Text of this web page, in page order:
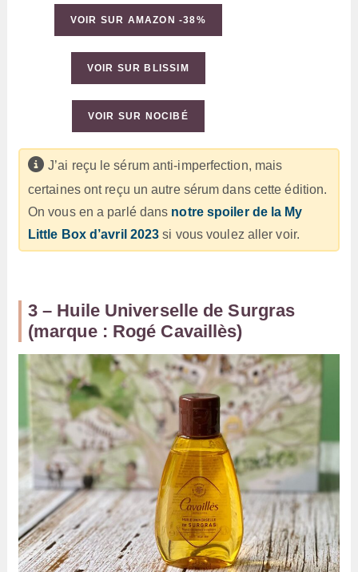
VOIR SUR AMAZON -38%
VOIR SUR BLISSIM
VOIR SUR NOCIBÉ
J’ai reçu le sérum anti-imperfection, mais
certaines ont reçu un autre sérum dans cette édition.
On vous en a parlé dans notre spoiler de la My
Little Box d’avril 2023 si vous voulez aller voir.
3 – Huile Universelle de Surgras
(marque : Rogé Cavaillès)